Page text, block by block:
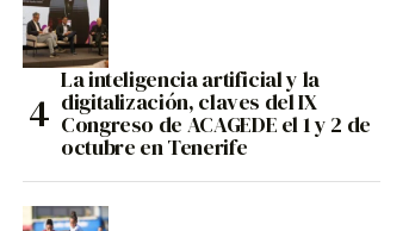
La inteligencia artificial y la
digitalización, claves del IX
Congreso de ACAGEDE el 1 y 2 de
octubre en Tenerife